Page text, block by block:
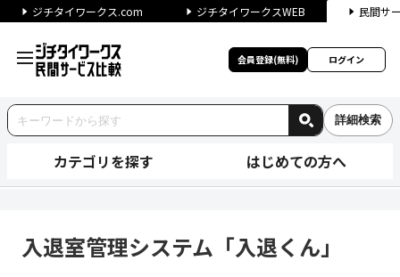
ジチタイワークス.com ジチタイワークスWEB 民間サ
会員登録(無料) ログイン
詳細検索
カテゴリを探す はじめての方へ
入退室管理システム「入退くん」